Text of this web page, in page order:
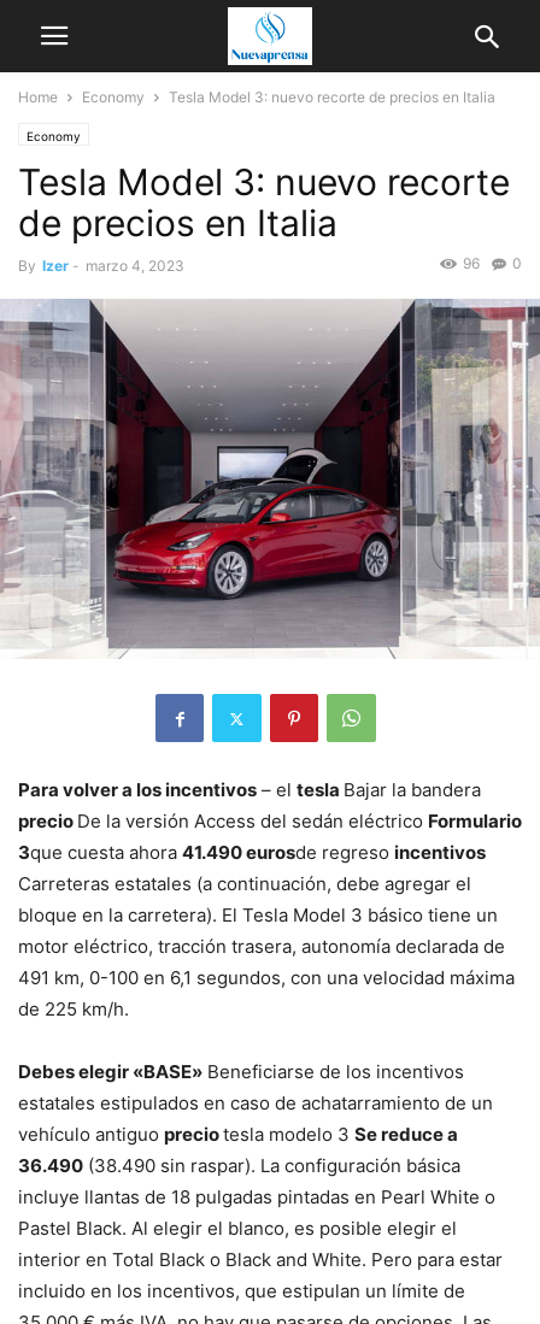
Home Economy Tesla Model 3: nuevo recorte de precios en Italia
Economy
Tesla Model 3: nuevo recorte
de precios en Italia
By Izer - marzo 4, 2023 0
96
Para volver a los incentivos – el tesla Bajar la bandera
precio De la versión Access del sedán eléctrico Formulario
3que cuesta ahora 41.490 eurosde regreso incentivos
Carreteras estatales (a continuación, debe agregar el
bloque en la carretera). El Tesla Model 3 básico tiene un
motor eléctrico, tracción trasera, autonomía declarada de
491 km, 0-100 en 6,1 segundos, con una velocidad máxima
de 225 km/h.
Debes elegir «BASE» Beneficiarse de los incentivos
estatales estipulados en caso de achatarramiento de un
vehículo antiguo preciotesla modelo 3 Se reduce a
36.490 (38.490 sin raspar). La configuración básica
incluye llantas de 18 pulgadas pintadas en Pearl White o
Pastel Black. Al elegir el blanco, es posible elegir el
interior en Total Black o Black and White. Pero para estar
incluido en los incentivos, que estipulan un límite de